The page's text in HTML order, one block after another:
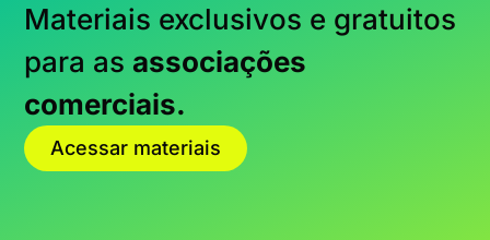
Materiais exclusivos e gratuitos
para as associações
comerciais.
Acessar materiais